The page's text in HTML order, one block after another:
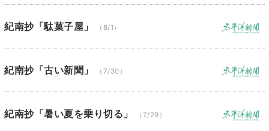
紀南抄「駄菓子屋」 （8/1）
紀南抄「古い新聞」 （7/30）
紀南抄「暑い夏を乗り切る」 （7/29）